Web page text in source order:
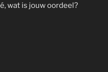
wat is jouw oordeel?